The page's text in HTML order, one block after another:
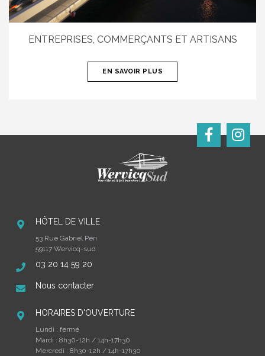
ENTREPRISES, COMMERÇANTS ET ARTISANS
EN SAVOIR PLUS
HÔTEL DE VILLE
53 Rue Gabriel Péri
59117 Wervicq-sud
03 20 14 59 20
Nous contacter
HORAIRES D'OUVERTURE
Lundi : fermé
Mardi : 8h30-12h / 14h-17h30
Mercredi : 8h30-12h / 14h-17h30